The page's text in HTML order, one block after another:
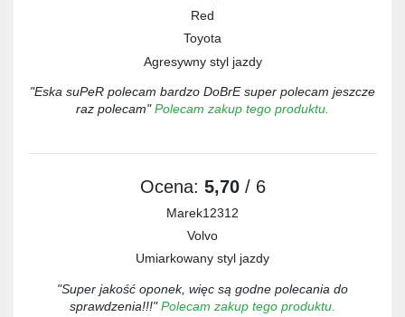
Red
Toyota
Agresywny styl jazdy
"Eska suPeR polecam bardzo DoBrE super polecam jeszcze
raz polecam"Polecam zakup tego produktu.
Ocena: 5,70/ 6
Marek12312
Volvo
Umiarkowany styl jazdy
"Super jakość oponek, więc są godne polecania do
sprawdzenia!!!"Polecam zakup tego produktu.